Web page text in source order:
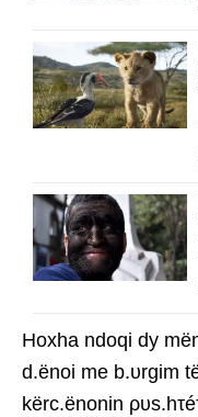
Hoxha ndoqi dy
d.ënoi me b.υrgim
kërc.ënonin